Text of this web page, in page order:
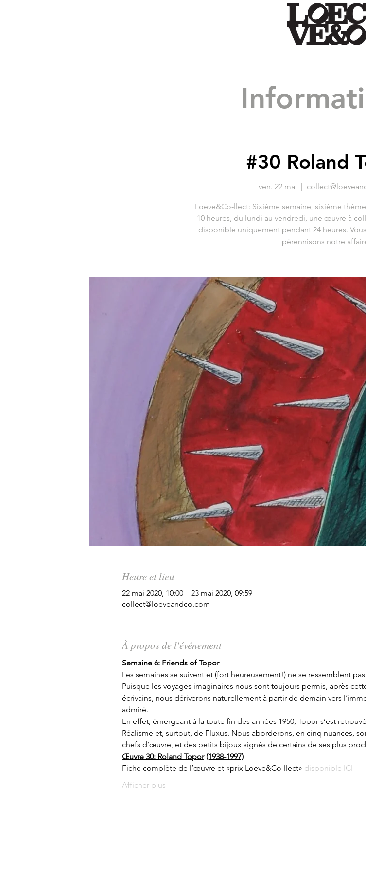
#30 Roland
ven. 22 mai
  |
Loeve&Co-llect: Sixième semaine, sixième
10 heures, du lundi au vendredi, une œuvre à
disponible uniquement pendant 24 heures.
pérennisons notre
Heure et lieu
22 mai 2020, 10:00 – 23 mai 2020, 09:59
collect@loeveandco.com
À propos de l'événement
Semaine 6: Friends of Topor
Les semaines se suivent et (fort heureusement!) ne se ressemblent pas.
Puisque les voyages imaginaires nous sont toujours permis, après
écrivains, nous dériverons naturellement à partir de demain vers
admiré.
En effet, émergeant à la toute fin des années 1950, Topor s’est
Réalisme et, surtout, de Fluxus. Nous aborderons, en cinq nuances,
chefs d’œuvre, et des petits bijoux signés de certains de ses plus
Œuvre 30: Roland Topor (1938-1997)
Fiche complète de l’œuvre et «prix Loeve&Co-llect» disponible ICI
Afficher plus